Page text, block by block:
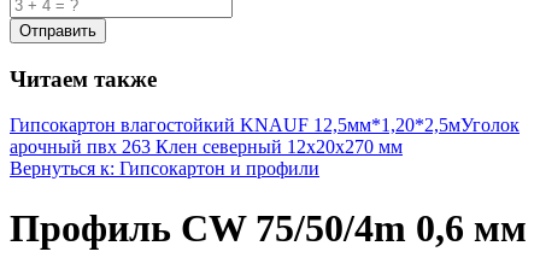
Читаем также
Гипсокартон влагостойкий KNAUF 12,5мм*1,20*2,5мУголок
арочный пвх 263 Клен северный 12х20х270 мм
Вернуться к: Гипсокартон и профили
Профиль CW 75/50/4m 0,6 мм